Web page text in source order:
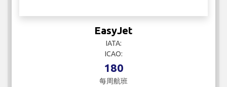
EasyJet
IATA:
ICAO:
180
每周航班